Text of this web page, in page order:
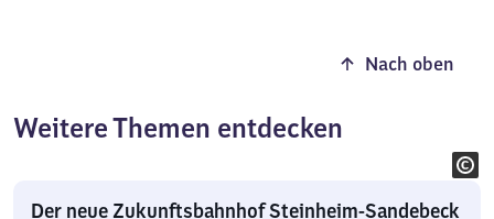
Nach oben
Weitere Themen entdecken
Der neue Zukunftsbahnhof Steinheim-Sandebeck